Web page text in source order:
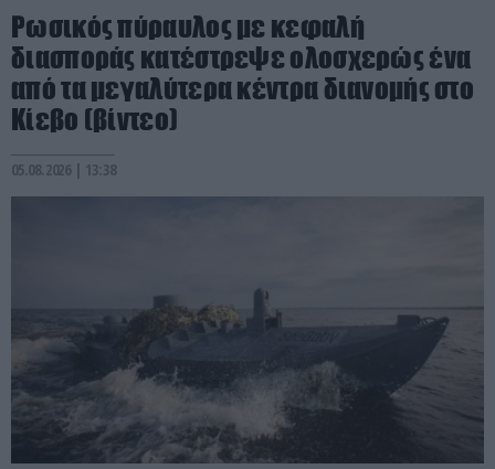
Ρωσικός πύραυλος με κεφαλή
διασποράς κατέστρεψε ολοσχερώς ένα
από τα μεγαλύτερα κέντρα διανομής στο
Κίεβο (βίντεο)
05.08.2026 | 13:38